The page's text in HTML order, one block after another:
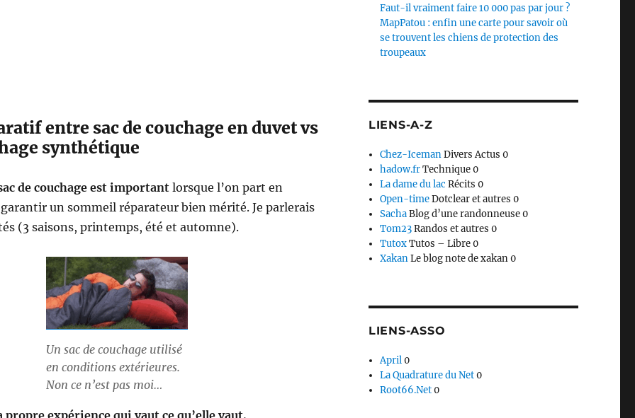
entre sac de couchage en duvet vs
synthétique
de couchage est importantlorsque l’on part en
un sommeil réparateur bien mérité. Je parlerais
(3 saisons, printemps, été et automne).
Un sac de couchage utilisé
en conditions extérieures.
Non ce n’est pas moi…
propre expérience qui vaut ce qu’elle vaut.
Faut-il vraiment faire 10 000 pas par jour ?
MapPatou : enfin une carte pour savoir où
se trouvent les chiens de protection des
troupeaux
LIENS-A-Z
Chez-IcemanDivers Actus 0
hadow.frTechnique 0
La dame du lac Récits 0
Open-timeDotclear et autres 0
SachaBlog d’une randonneuse 0
Tom23Randos et autres 0
TutoxTutos – Libre 0
XakanLe blog note de xakan 0
LIENS-ASSO
April0
La Quadrature du Net0
Root66.Net0